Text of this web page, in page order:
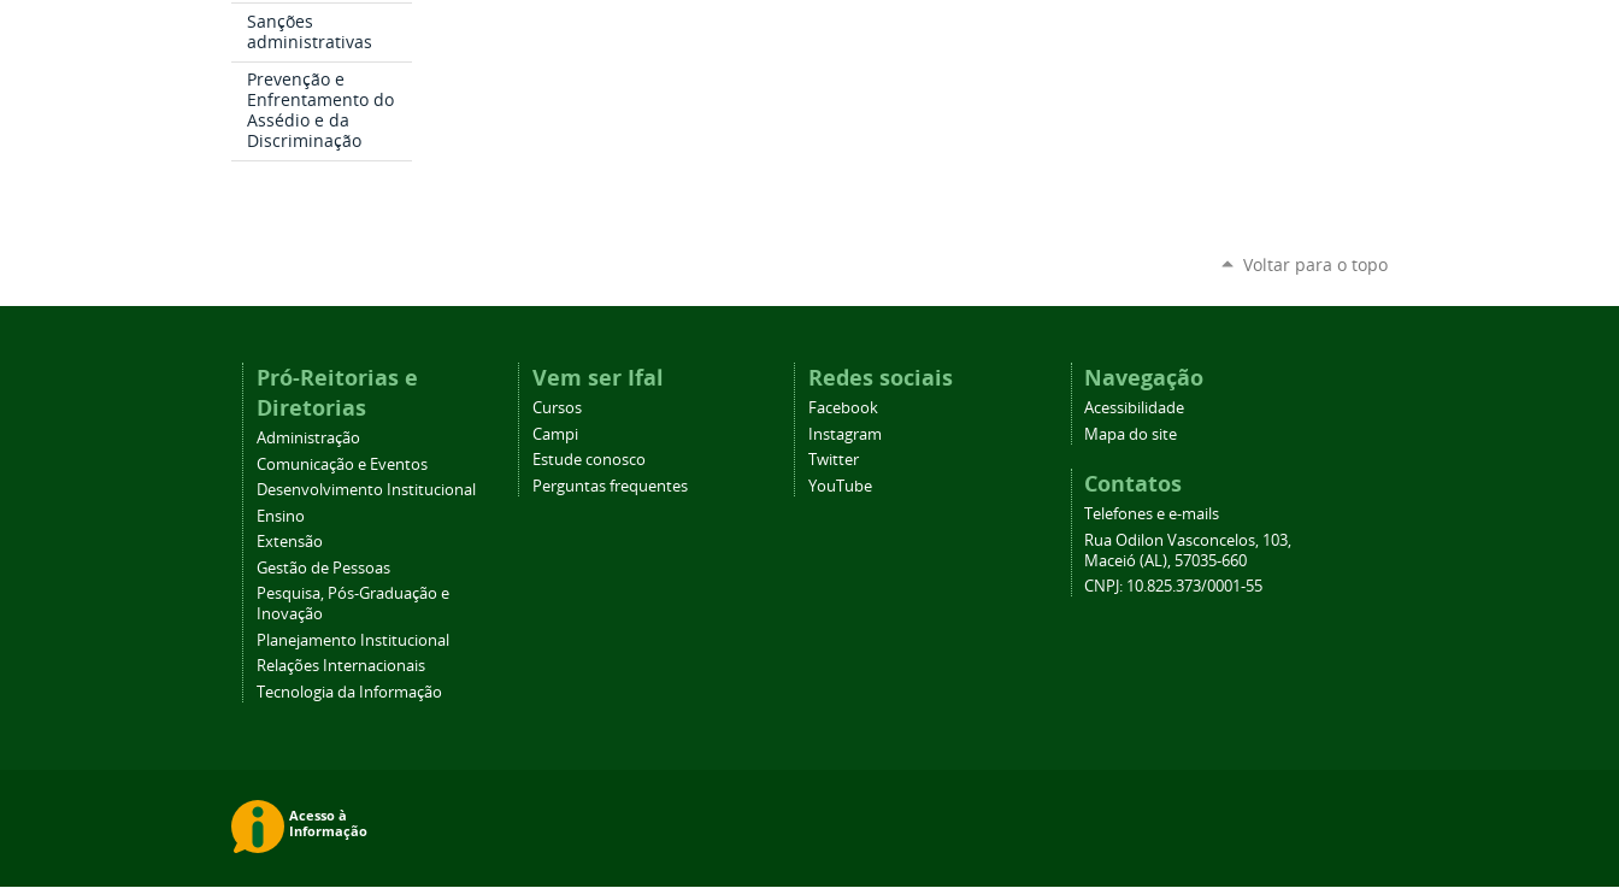
Sanções
administrativas
Prevenção e
Enfrentamento do
Assédio e da
Discriminação
Voltar para o topo
Pró-Reitorias e
Diretorias
Administração
Comunicação e Eventos
Desenvolvimento Institucional
Ensino
Extensão
Gestão de Pessoas
Pesquisa, Pós-Graduação e
Inovação
Planejamento Institucional
Relações Internacionais
Tecnologia da Informação
Vem ser Ifal
Cursos
Campi
Estude conosco
Perguntas frequentes
Redes sociais
Facebook
Instagram
Twitter
YouTube
Navegação
Acessibilidade
Mapa do site
Contatos
Telefones e e-mails
Rua Odilon Vasconcelos, 103,
Maceió (AL), 57035-660
CNPJ: 10.825.373/0001-55